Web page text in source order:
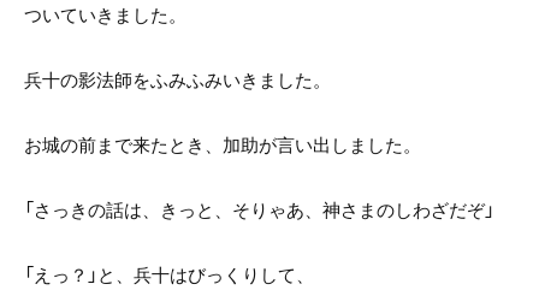
ついていきました。
兵十の影法師をふみふみいきました。
お城の前まで来たとき、加助が言い出しました。
「さっきの話は、きっと、そりゃあ、神さまのしわざだぞ」
「えっ？」と、兵十はびっくりして、